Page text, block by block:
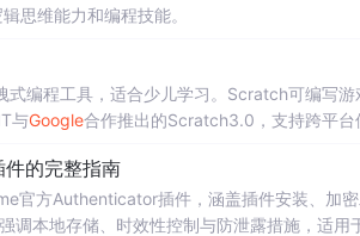
思维能力和编程技能。
编程工具，适合少儿学习。Scratch可编写游
与Google合作推出的Scratch3.0，支持跨平台
的完整指南
官方Authenticator插件，涵盖插件安装、加
本地存储、时效性控制与防泄露措施，适用